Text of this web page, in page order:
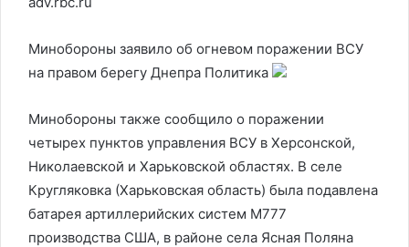
Минобороны заявило об огневом поражении ВСУ
на правом берегу Днепра Политика
Минобороны также сообщило о поражении
четырех пунктов управления ВСУ в Херсонской,
Николаевской и Харьковской областях. В селе
Кругляковка (Харьковская область) была подавлена
батарея артиллерийских систем М777
производства США, в районе села Ясная Поляна